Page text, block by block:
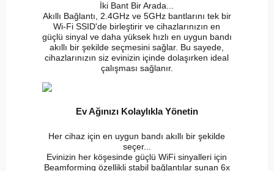
İki Bant Bir Arada...
Akıllı Bağlantı, 2.4GHz ve 5GHz bantlarını tek bir
Wi-Fi SSID'de birleştirir ve cihazlarınızın en
güçlü sinyal ve daha yüksek hızlı en uygun bandı
akıllı bir şekilde seçmesini sağlar. Bu sayede,
cihazlarınızın siz evinizin içinde dolaşırken ideal
çalışması sağlanır.
Ev Ağınızı Kolaylıkla Yönetin
Her cihaz için en uygun bandı akıllı bir şekilde
seçer...
Evinizin her köşesinde güçlü WiFi sinyalleri için
Beamforming özellikli stabil bağlantılar sunan 6x